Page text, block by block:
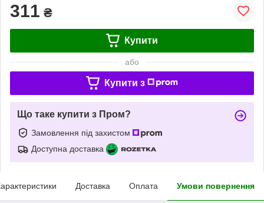
311 ₴
Купити
або
Купити з
Що таке купити з Пром?
Замовлення під захистом
Доступна доставка
Доставка Оплата Умови повернення